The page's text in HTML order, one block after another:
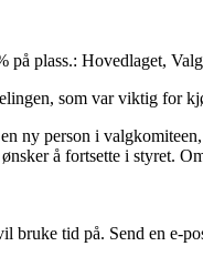
plass.: Hovedlaget,
som var viktig for
ny person i
å fortsette i styret.
bruke tid på. Send en e-